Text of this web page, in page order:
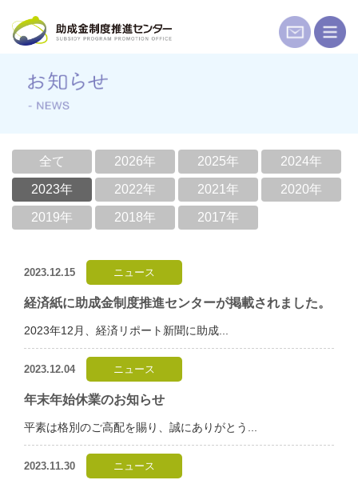
全て 2026年 2025年 2024年
2023年 2022年 2021年 2020年
2019年 2018年 2017年
2023.12.15 ニュース
経済紙に助成金制度推進センターが掲載されました。
2023年12月、経済リポート新聞に助成...
2023.12.04 ニュース
年末年始休業のお知らせ
平素は格別のご高配を賜り、誠にありがとう...
2023.11.30 ニュース